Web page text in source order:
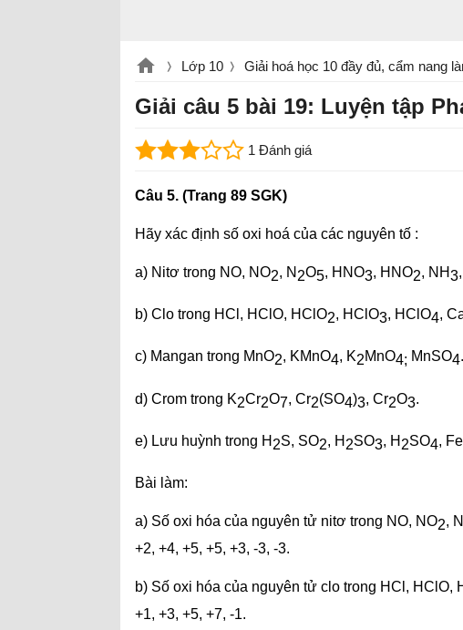
Lớp 10 Giải hoá học 10 đầy đủ, cẩm nang
Giải câu 5 bài 19: Luyện tập
1 Đánh giá
Câu 5. (Trang 89 SGK)
Hãy xác định số oxi hoá của các nguyên tố :
a) Nitơ trong NO, NO2, N 2O5, HNO3, HNO2, NH3
b) Clo trong HCl, HClO, HClO2, HClO3, HClO4,
c) Mangan trong MnO2, KMnO4, K2MnO4; MnSO4.
d) Crom trong K2Cr2O7, Cr2(SO4)3, Cr2O3.
e) Lưu huỳnh trong H 2S, SO2, H 2SO3, H 2SO4,
Bài làm:
a) Số oxi hóa của nguyên tử nitơ trong NO, NO2, N
+2, +4, +5, +5, +3, -3, -3.
b) Số oxi hóa của nguyên tử clo trong HCl, HClO,
+1, +3, +5, +7, -1.